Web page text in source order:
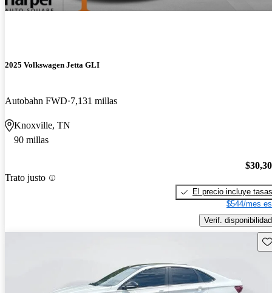
2025 Volkswagen Jetta GLI
Autobahn FWD 7,131 millas
Knoxville, TN
90 millas
Trato justo
El precio incluye tasas
$544/mes
Verif. disponibilidad